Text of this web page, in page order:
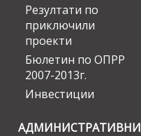
Резултати по
приключили
проекти
Бюлетин по ОПРР
2007-2013г.
Инвестиции
АДМИНИСТРАТИВНИ